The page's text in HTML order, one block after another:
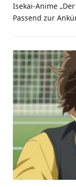
Isekai-Anime
Passend zur